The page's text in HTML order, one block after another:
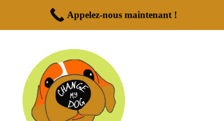
Appelez-nous maintenant !